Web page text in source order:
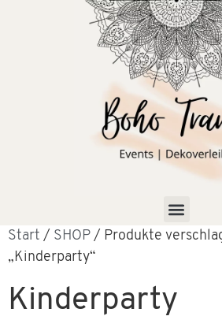
Start / SHOP / Produkte
„Kinderparty“
Kinderparty